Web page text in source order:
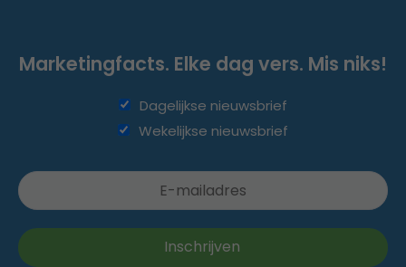
Marketingfacts. Elke dag vers. Mis niks!
Dagelijkse nieuwsbrief
Wekelijkse nieuwsbrief